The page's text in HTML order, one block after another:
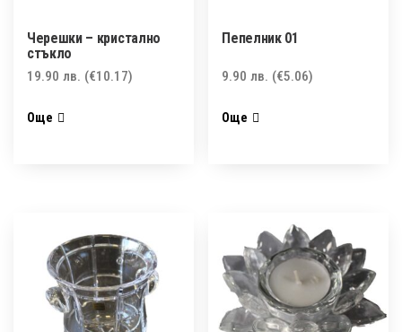
Черешки – кристално
стъкло
19.90 лв. (€10.17)
Още
Пепелник 01
9.90лв. (€5.06)
Още